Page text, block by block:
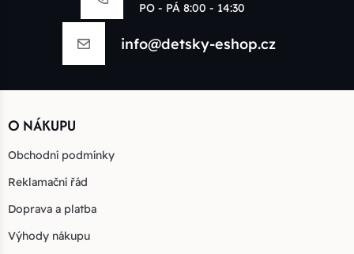
PO - PÁ 8:00 - 14:30
info@detsky-eshop.cz
O NÁKUPU
Obchodní podmínky
Reklamační řád
Doprava a platba
Výhody nákupu